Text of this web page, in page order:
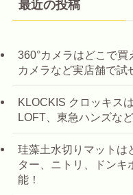
最近の投稿
360°カメラはどこで買
カメラなど実店舗で試
KLOCKIS クロッキス
LOFT、東急ハンズな
珪藻土水切りマットは
ター、ニトリ、ドンキ
能！